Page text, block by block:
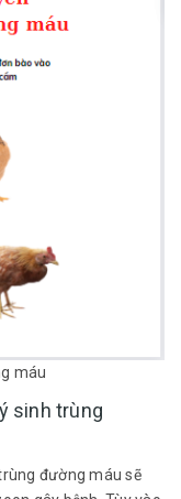
máu
sinh trùng
đường máu sẽ